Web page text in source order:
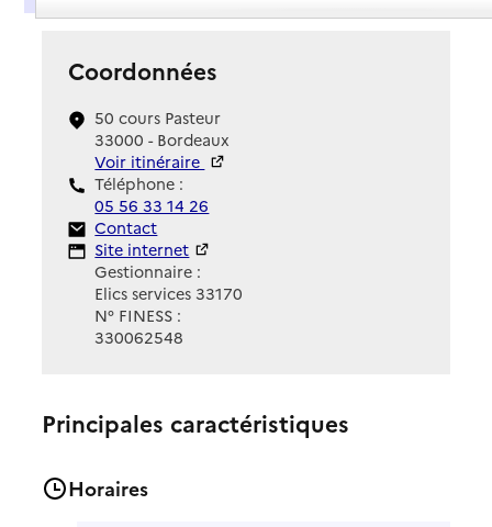
Coordonnées
50 cours Pasteur
33000 - Bordeaux
Voir itinéraire
Téléphone :
05 56 33 14 26
Contact
Contact
Site Internet
Site internet
Gestionnaire :
Elics services 33170
N° FINESS :
330062548
Principales caractéristiques
Horaires